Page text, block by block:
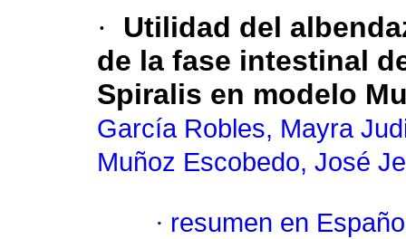
·
Utilidad del
de la fase intestinal
Spiralis en modelo
García Robles, Mayra
Muñoz Escobedo, José
· resumen en